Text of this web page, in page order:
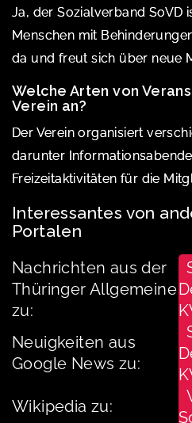
Ja, der Sozialverband SoVD
Menschen mit
da und freut sich über neue
Welche Arten von
Verein an?
Der Verein organisiert
darunter
Freizeitaktivitäten für die
Interessantes von
Portalen
Nachrichten aus der
Thüringer Allgemeine
zu:
Neuigkeiten aus
Google News zu:
Wikipedia zu: